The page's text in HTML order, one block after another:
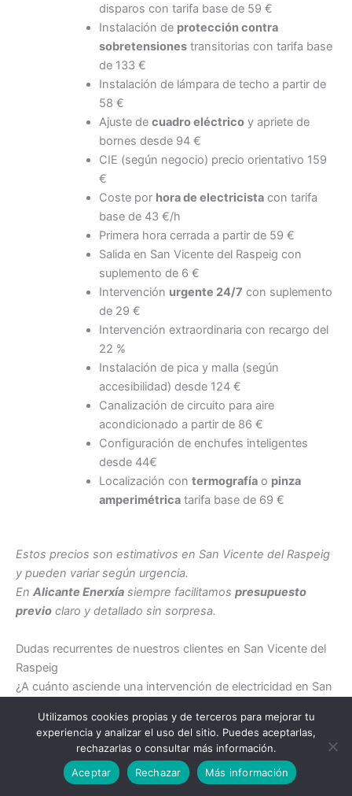
disparos con tarifa base de 59 €
Instalación de protección contra
sobretensionestransitorias con tarifa base
de 133 €
Instalación de lámpara de techo a partir de
58 €
Ajuste de cuadro eléctricoy apriete de
bornes desde 94 €
CIE (según negocio) precio orientativo 159
€
Coste por hora de electricistacon tarifa
base de 43 €/h
Primera hora cerrada a partir de 59 €
Salida en San Vicente del Raspeig con
suplemento de 6 €
Intervención urgente 24/7 con suplemento
de 29 €
Intervención extraordinaria con recargo del
22 %
Instalación de pica y malla (según
accesibilidad) desde 124 €
Canalización de circuito para aire
acondicionado a partir de 86 €
Configuración de enchufes inteligentes
desde 44€
Localización con termografíao pinza
amperimétricatarifa base de 69 €
Estos precios son estimativos en San Vicente del Raspeig
y pueden variar según urgencia.
En Alicante Enerxía siempre facilitamos presupuesto
previo claro y detallado sin sorpresa.
Dudas recurrentes de nuestros clientes en San Vicente del
Raspeig
¿A cuánto asciende una intervención de electricidad en San
El coste varía según el material necesario. No es lo mismo
reparar un interruptor que renovar la instalación completa.
En Alicante Enerxía siempre damospresupuesto previo
Utilizamos cookies propias y de terceros para mejorar tu
experiencia y analizar el uso del sitio. Puedes aceptarlas,
rechazarlas o consultar más información.
Aceptar
Rechazar Más información
Llamar a un electricista